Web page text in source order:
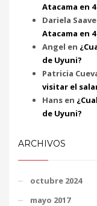
Atacama en 4
Dariela
Atacama en 4
Angel en
de Uyuni?
Patricia
visitar el
Hans en
de Uyuni?
ARCHIVOS
octubre 2024
mayo 2017